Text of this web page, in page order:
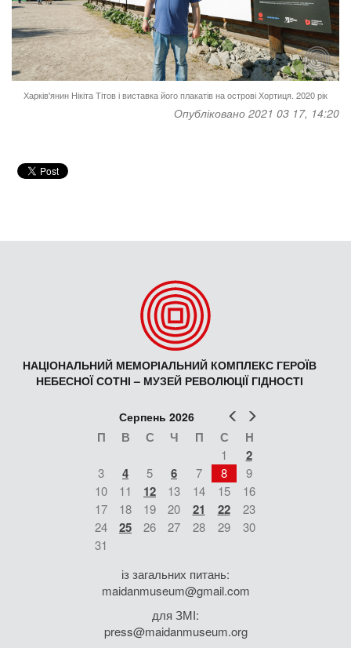
Харків'янин Нікіта Тітов і виставка його плакатів на острові Хортиця. 2020 рік
Опубліковано 2021 03 17, 14:20
НАЦІОНАЛЬНИЙ МЕМОРІАЛЬНИЙ КОМПЛЕКС ГЕРОЇВ
НЕБЕСНОЇ СОТНІ – МУЗЕЙ РЕВОЛЮЦІЇ ГІДНОСТІ
Попер
Серпень 2026
П В С Ч П С Н
1 2
3 4 5 6 7 8
9
10
11 12 13 14 15
16
17
18 19 20 21 22
23
24
25 26 27 28 29
30
31
із загальних питань:
maidanmuseum@gmail.com
для ЗМІ:
press@maidanmuseum.org